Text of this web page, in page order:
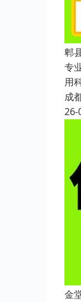
郫
专
用
成
26-
金